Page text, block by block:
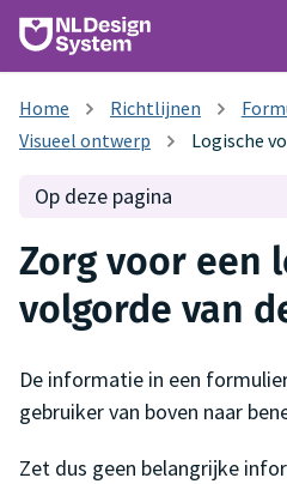
Richtlijnen
Visueel ontwerp
Logische
Op deze pagina
Zorg voor een
volgorde van
De informatie in een
gebruiker van boven naar
Zet dus geen belangrijke